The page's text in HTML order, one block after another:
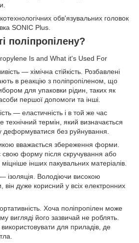
обв'язувальних головок
SONIC Plus.
поліпропілену?
— хімічна стійкість. Розбавлені
в реакцію з поліпропіленом, що
для упаковки рідин, таких як
першої допомоги та інші.
— еластичність і в той же час
технічний термін, який визначається
деформуватися без руйнування.
вважається збереження форми.
свою форму після скручування або
інших пакувальних матеріалів.
ізоляція. Володіючи високою
він дуже корисний у всіх електронних
Хоча поліпропілен може
вигляді його зазвичай не роблять.
для приладів, де